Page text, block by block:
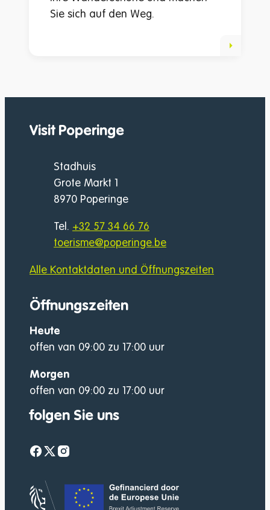
Sie sich auf den Weg.
Visit Poperinge
AdresseStadhuis
Grote Markt 1
,8970 Poperinge
+32 57 34 66 76
E-Mailtoerisme@poperinge.be
Alle Kontaktdaten und Öffnungszeiten
Öffnungszeiten
Heute
offen van 09:00 zu 17:00 uur
Morgen
offen van 09:00 zu 17:00 uur
folgen Sie uns
Facebook
TwitterInstagram